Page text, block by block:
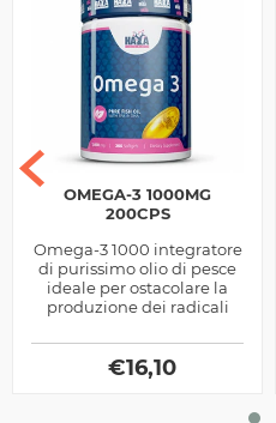
OMEGA-3 1000MG
200CPS
Omega-3 1000 integratore
di purissimo olio di pesce
ideale per ostacolare la
produzione dei radicali
€16,10